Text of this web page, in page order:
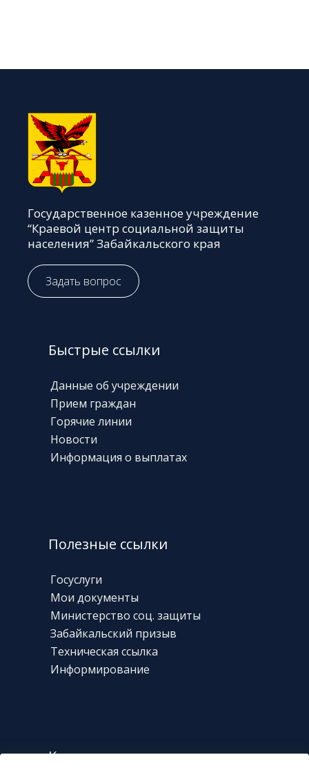
Государственное казенное учреждение
“Краевой центр социальной защиты
населения” Забайкальского края
Задать вопрос
Быстрые ссылки
Данные об учреждении
Прием граждан
Горячие линии
Новости
Информация о выплатах
Полезные ссылки
Госуслуги
Мои документы
Министерство соц. защиты
Забайкальский призыв
Техническая ссылка
Информирование
Контакты